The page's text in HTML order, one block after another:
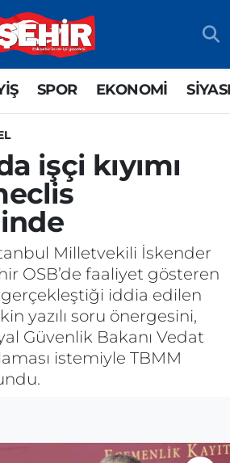
SPOR EKONOMİ
işçi kıyımı
Milletvekili İskender
OSB’de faaliyet gösteren
gerçekleştiği iddia edilen
yazılı soru önergesini,
Güvenlik Bakanı Vedat
istemiyle TBMM
Eczaneler
Durumu
Yoğunluk Haritası
Puan Durumu ve Fikstür